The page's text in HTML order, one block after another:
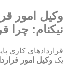
وکیل امور
نیکنام: چرا
قراردادهای کاری
یک وکیل امور